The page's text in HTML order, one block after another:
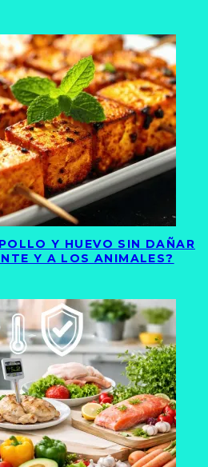
Y HUEVO SIN DAÑAR
Y A LOS ANIMALES?